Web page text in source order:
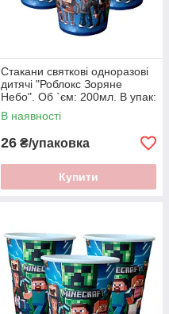
Стакани святкові одноразові
дитячі "Роблокс Зоряне
Небо". Об `єм: 200мл. В упак:
10шт.
В наявності
26 ₴/упаковка
Купити